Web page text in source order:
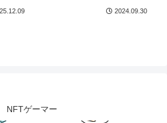
2024.09.30
NFTゲーマー